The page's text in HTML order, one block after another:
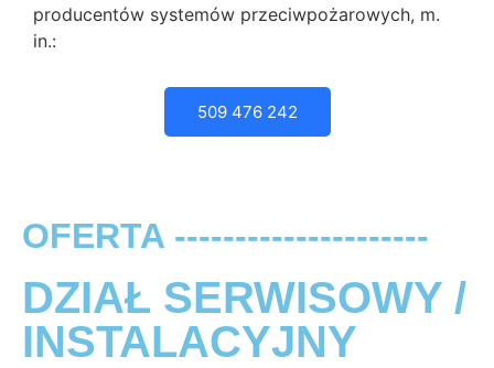
producentów systemów przeciwpożarowych, m.
in.:
509 476 242
OFERTA ---------------------
DZIAŁ SERWISOWY /
INSTALACYJNY